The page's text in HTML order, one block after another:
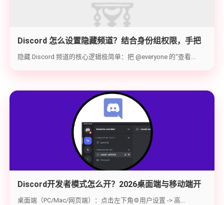
Discord 怎么设置隐藏频道？结合身份组权限，手把
手教你打造 100% 私密的专属频道
隐藏 Discord 频道的核心逻辑极简单：把 @everyone 的“查看...
Discord开发者模式怎么开？2026桌面端与移动端开
启教程与获取ID指南
桌面端（PC/Mac/网页端）：点击左下角⚙️用户设置 -> 高...